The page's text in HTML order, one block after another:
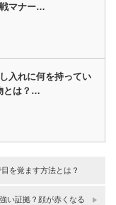
マナー…
入れに何を持ってい
とは？…
を覚ます方法とは？
い証拠？顔が赤くなる